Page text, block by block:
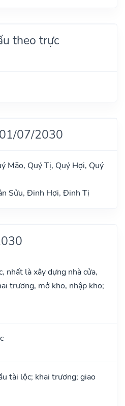
theo trực
07/2030
Mão, Quý Tị, Quý Hợi, Quý
Sửu, Đinh Hợi, Đinh Tị
nhất là xây dựng nhà cửa,
trương, mở kho, nhập kho;
tài lộc; khai trương; giao